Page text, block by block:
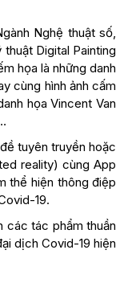
Nghệ thuật số,
Digital Painting
họa là những danh
cùng hình ảnh cấm
họa Vincent Van
tuyên truyền hoặc
reality) cùng App
thể hiện thông điệp
19.
các tác phẩm thuần
dịch Covid-19 hiện